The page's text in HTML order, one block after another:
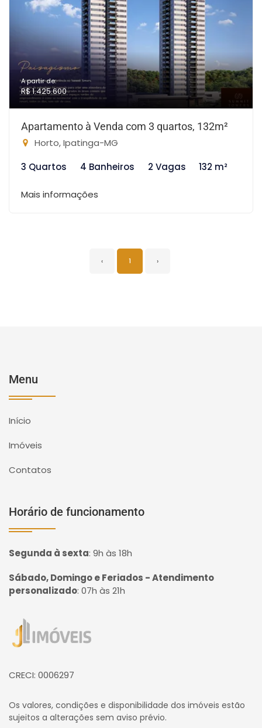
A partir de:
R$ 1.425.600
Apartamento à Venda com 3 quartos, 132m²
Horto, Ipatinga-MG
3 Quartos
4 Banheiros 2 Vagas 132 m²
Mais informações
‹ 1 ›
Menu
Início
Imóveis
Contatos
Horário de funcionamento
Segunda à sexta: 9h às 18h
Sábado, Domingo e Feriados - Atendimento
personalizado: 07h às 21h
Página inicial
CRECI: 0006297
Os valores, condições e disponibilidade dos imóveis estão
sujeitos a alterações sem aviso prévio.